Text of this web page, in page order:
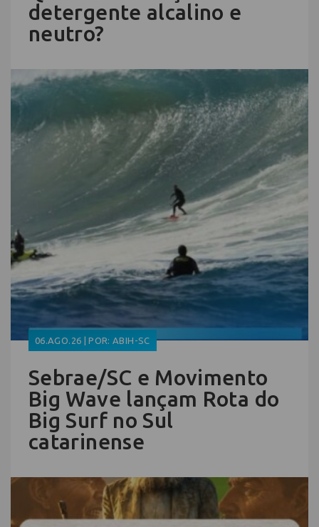
detergente alcalino e
neutro?
06.AGO.26 | POR: ABIH-SC
Sebrae/SC e Movimento
Big Wave lançam Rota do
Big Surf no Sul
catarinense